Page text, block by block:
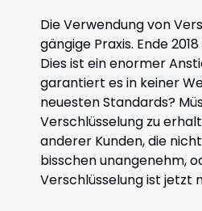
Die Verwendung von
gängige Praxis. Ende
Dies ist ein enormer
garantiert es in keiner
neuesten Standards?
Verschlüsselung zu
anderer Kunden, die
bisschen unangenehm,
Verschlüsselung ist jetzt